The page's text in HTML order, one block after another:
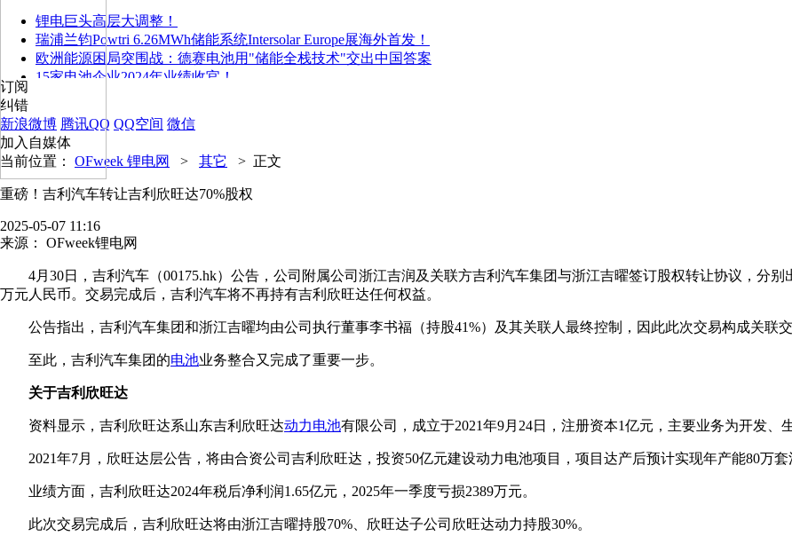
锂电巨头高层大调整！
瑞浦兰钧Powtri 6.26MWh储能系统Intersolar Europe展海外首发！
欧洲能源困局突围战：德赛电池用"储能全栈技术"交出中国答案
15家电池企业2024年业绩收官！
订阅
纠错
新浪微博 腾讯QQ QQ空间 微信
加入自媒体
当前位置： OFweek 锂电网 > 其它 > 正文
重磅！吉利汽车转让吉利欣旺达70%股权
2025-05-07 11:16
来源：
OFweek锂电网
4月30日，吉利汽车（00175.hk）公告，公司附属公司浙江吉润及关联方吉利汽车集团与浙江吉曜签订股权转让协议，分别
万元人民币。交易完成后，吉利汽车将不再持有吉利欣旺达任何权益。
公告指出，吉利汽车集团和浙江吉曜均由公司执行董事李书福（持股41%）及其关联人最终控制，因此此次交易构成关联交
至此，吉利汽车集团的电池业务整合又完成了重要一步。
关于吉利欣旺达
资料显示，吉利欣旺达系山东吉利欣旺达动力电池有限公司，成立于2021年9月24日，注册资本1亿元，主要业务为开发、
2021年7月，欣旺达层公告，将由合资公司吉利欣旺达，投资50亿元建设动力电池项目，项目达产后预计实现年产能80万套
业绩方面，吉利欣旺达2024年税后净利润1.65亿元，2025年一季度亏损2389万元。
此次交易完成后，吉利欣旺达将由浙江吉曜持股70%、欣旺达子公司欣旺达动力持股30%。